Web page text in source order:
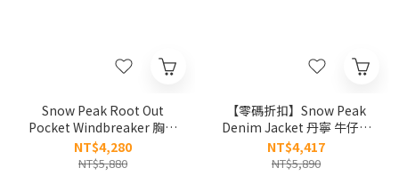
Snow Peak Root Out
Pocket Windbreaker 胸前
雙口袋 連帽外套
S25MMRWB60
NT$4,280
NT$5,880
【零碼折扣】Snow Peak
Denim Jacket 丹寧 牛仔外
套 S25ZMFJK76
NT$4,417
NT$5,890